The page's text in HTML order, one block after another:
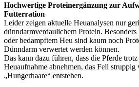
Hochwertige Proteinergänzung zur
Futterration
Leider zeigen aktuelle Heuanalysen nur
dünndarmverdaulichem Protein. Besonders
oder bedampftem Heu sind kaum noch
Dünndarm verwertet werden können.
Das kann dazu führen, dass die Pferde
Heuaufnahme abnehmen, das Fell struppig
„Hungerhaare“ entstehen.